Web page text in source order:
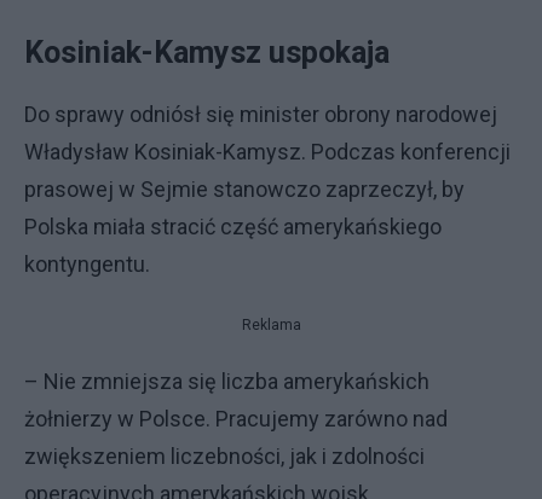
Kosiniak-Kamysz uspokaja
Do sprawy odniósł się minister obrony narodowej
Władysław Kosiniak-Kamysz. Podczas konferencji
prasowej w Sejmie stanowczo zaprzeczył, by
Polska miała stracić część amerykańskiego
kontyngentu.
Reklama
– Nie zmniejsza się liczba amerykańskich
żołnierzy w Polsce. Pracujemy zarówno nad
zwiększeniem liczebności, jak i zdolności
operacyjnych amerykańskich wojsk